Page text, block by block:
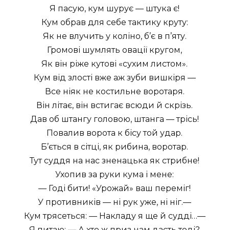
Я пасую, кум шурує — штука є!
Кум обрав для себе тактику круту:
Як не влучить у коліно, б’є в п’яту.
Громові шумлять овації кругом,
Як він ріже кутові «сухим листом».
Кум від злості вже аж зуби вишкіря —
Все ніяк не костильне воротаря.
Він літає, він встигає всюди й скрізь.
Дав об штангу головою, штанга — трісь!
Повалив ворота к бісу той удар.
Б’ється в сітці, як рибина, воротар.
Тут суддя на нас зненацька як стрибне!
Ухопив за руки кума і мене:
— Годі бити! «Урожай» ваш переміг!
У противників — ні рук уже, ні ніг.—
Кум трясеться: — Накладу я ще й судді…—